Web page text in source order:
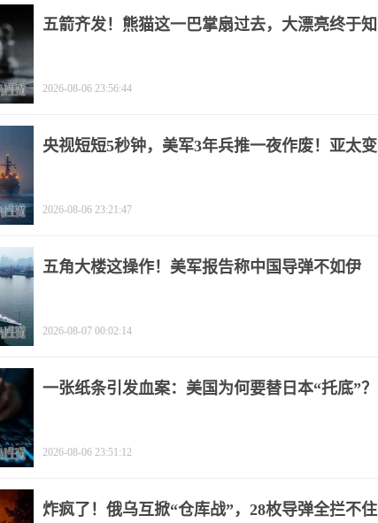
五箭齐发！熊猫这一巴掌扇过去，大漂亮终于知
2026-08-06 23:56:44
央视短短5秒钟，美军3年兵推一夜作废！亚太变
2026-08-06 23:21:47
五角大楼这操作！美军报告称中国导弹不如伊
2026-08-07 00:02:14
一张纸条引发血案：美国为何要替日本“托底”？
2026-08-06 23:51:12
炸疯了！俄乌互掀“仓库战”，28枚导弹全拦不住